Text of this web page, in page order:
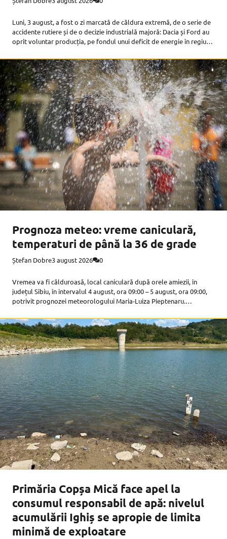
Luni, 3 august, a fost o zi marcată de căldura extremă, de o serie de
accidente rutiere și de o decizie industrială majoră: Dacia și Ford au
oprit voluntar producția, pe fondul unui deficit de energie în regiune.
Prognoza meteo: vreme caniculară,
temperaturi de până la 36 de grade
Ștefan Dobre3 august 2026 0
Vremea va fi călduroasă, local caniculară după orele amiezii, în
județul Sibiu, în intervalul 4 august, ora 09:00 – 5 august, ora 09:00,
potrivit prognozei meteorologului Maria-Luiza Pieptenaru.
umezeală (ITU) va atinge pe
Primăria Copșa Mică face apel la
consumul responsabil de apă: nivelul
acumulării Ighiș se apropie de limita
minimă de exploatare